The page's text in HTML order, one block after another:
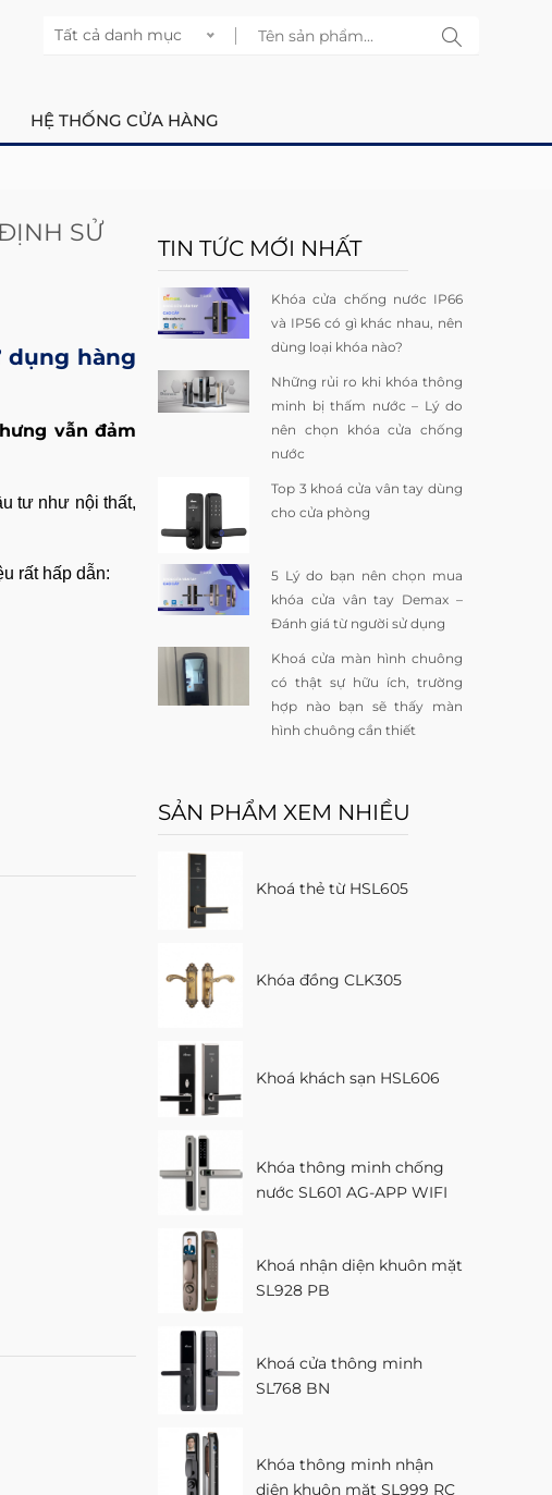
Tất cả danh mục
HỆ THỐNG CỬA HÀNG
SỬ
dụng hàng
vẫn đảm
tư như nội thất,
rất hấp dẫn:
TIN TỨC MỚI NHẤT
Khóa cửa chống nước IP66
và IP56 có gì khác nhau, nên
dùng loại khóa nào?
Những rủi ro khi khóa thông
minh bị thấm nước – Lý do
nên chọn khóa cửa chống
nước
Top 3 khoá cửa vân tay dùng
cho cửa phòng
5 Lý do bạn nên chọn mua
khóa cửa vân tay Demax –
Đánh giá từ người sử dụng
Khoá cửa màn hình chuông
có thật sự hữu ích, trường
hợp nào bạn sẽ thấy màn
hình chuông cần thiết
SẢN PHẨM XEM NHIỀU
Khoá thẻ từ HSL605
Khóa đồng CLK305
Khoá khách sạn HSL606
Khóa thông minh chống
nước SL601 AG-APP WIFI
Khoá nhận diện khuôn mặt
SL928 PB
Khoá cửa thông minh
SL768 BN
Khóa thông minh nhận
diện khuôn mặt SL999 RC